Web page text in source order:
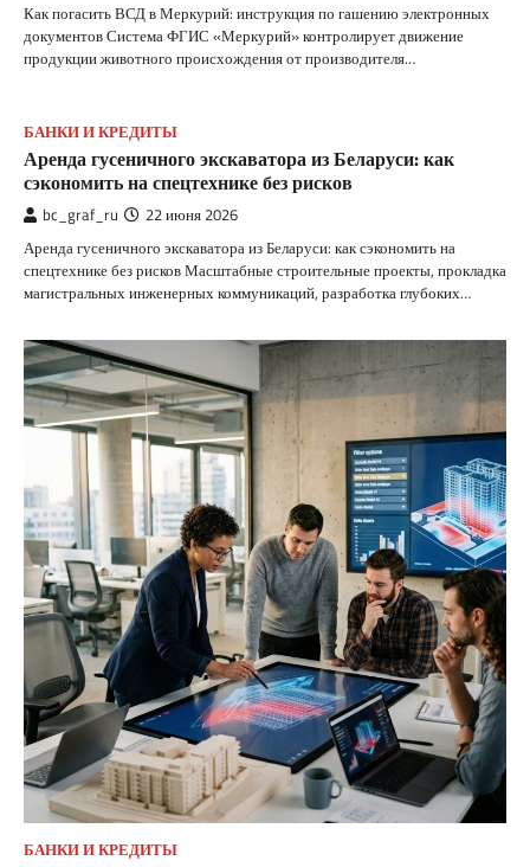
Как погасить ВСД в Меркурий: инструкция по гашению электронных
документов Система ФГИС «Меркурий» контролирует движение
продукции животного происхождения от производителя…
БАНКИ И КРЕДИТЫ
Аренда гусеничного экскаватора из Беларуси: как
сэкономить на спецтехнике без рисков
bc_graf_ru 22 июня 2026
Аренда гусеничного экскаватора из Беларуси: как сэкономить на
спецтехнике без рисков Масштабные строительные проекты, прокладка
магистральных инженерных коммуникаций, разработка глубоких…
БАНКИ И КРЕДИТЫ